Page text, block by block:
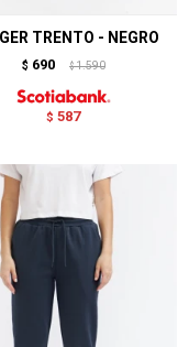
TRENTO - NEGRO
$ 690 $ 1.590
$ 587